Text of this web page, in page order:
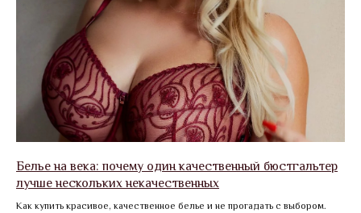
Белье на века: почему один качественный бюстгальтер
лучше нескольких некачественных
Как купить красивое, качественное белье и не прогадать с выбором.